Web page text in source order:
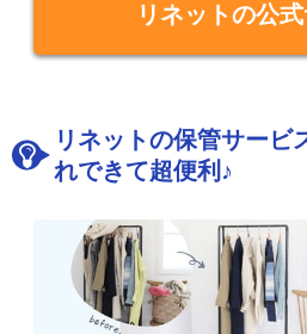
リネットの公
リネットの保管サービ
れできて超便利♪